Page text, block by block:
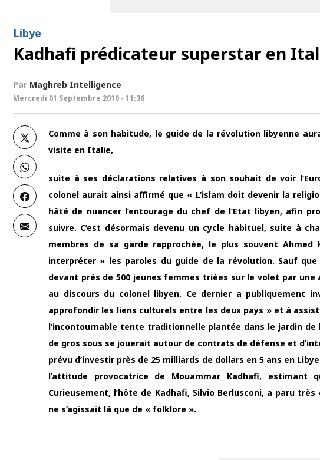
Libye
Kadhafi prédicateur superstar en
Par Maghreb Intelligence
Mercredi 01 Septembre 2010 - 11:36
Comme à son habitude, le guide de la révolution libyenne
visite en Italie,
suite à ses déclarations relatives à son souhait de voir
colonel aurait ainsi affirmé que « L’islam doit devenir la
hâté de nuancer l’entourage du chef de l’Etat libyen, afin
suivre. C’est désormais devenu un cycle habituel, suite à
membres de sa garde rapprochée, le plus souvent
interpréter » les paroles du guide de la révolution. Sauf que
devant près de 500 jeunes femmes triées sur le volet par
au discours du colonel libyen. Ce dernier a publiquement
approfondir les liens culturels entre les deux pays » et à
l’incontournable tente traditionnelle plantée dans le jardin de
de gros sous se jouerait autour de contrats de défense et
prévu d’investir près de 25 milliards de dollars en 5 ans en
l’attitude provocatrice de Mouammar Kadhafi,
Curieusement, l’hôte de Kadhafi, Silvio Berlusconi, a paru
ne s’agissait là que de « folklore ».